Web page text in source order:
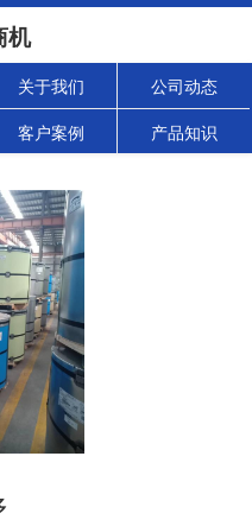
机
关于我们 公司动态
客户案例 产品知识